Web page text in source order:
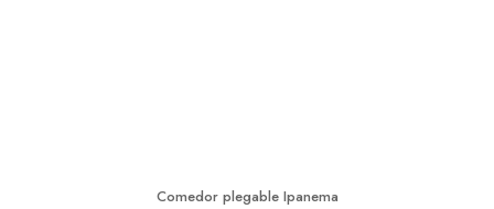
Comedor plegable Ipanema